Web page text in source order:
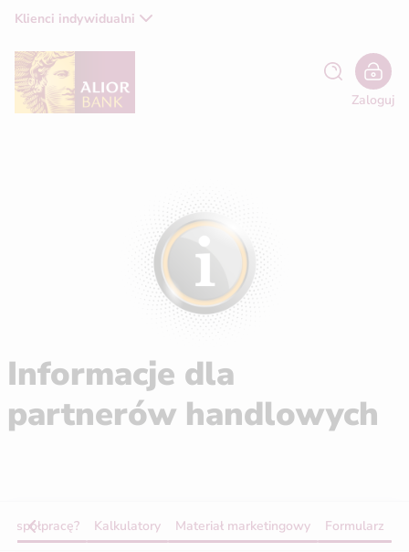
Klienci indywidualni
Zaloguj
Informacje dla
partnerów handlowych
współpracę? Kalkulatory Materiał marketingowy Formularz